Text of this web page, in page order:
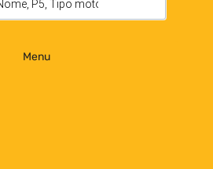
Menu